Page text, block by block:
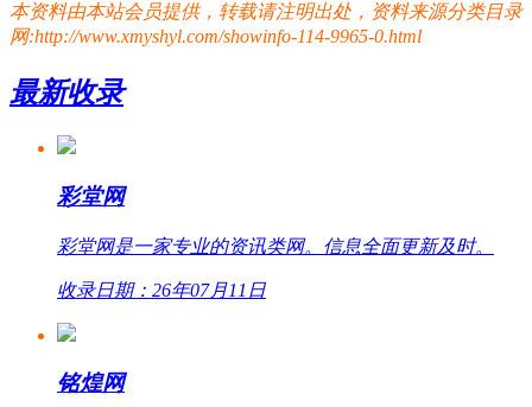
本资料由本站会员提供，转载请注明出处，资料来源分类目录
网:http://www.xmyshyl.com/showinfo-114-9965-0.html
最新收录
彩堂网
彩堂网是一家专业的资讯类网。信息全面更新及时。
收录日期：26年07月11日
铭煌网